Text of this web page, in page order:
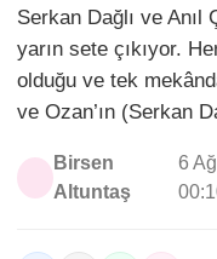
Serkan Dağlı ve Anıl
yarın sete çıkıyor.
olduğu ve tek
ve Ozan’ın (Serkan
Birsen
Altuntaş
6